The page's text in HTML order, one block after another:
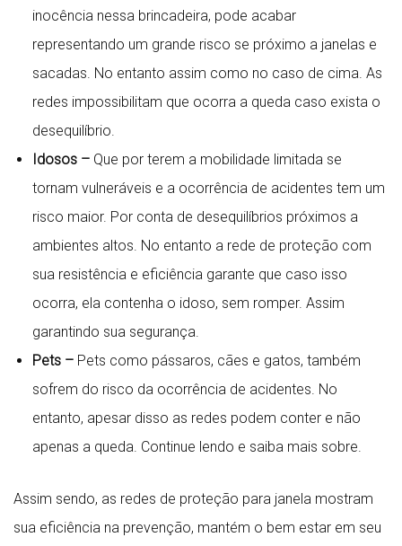
inocência nessa brincadeira, pode acabar
representando um grande risco se próximo a janelas e
sacadas. No entanto assim como no caso de cima. As
redes impossibilitam que ocorra a queda caso exista o
desequilíbrio.
Idosos – Que por terem a mobilidade limitada se
tornam vulneráveis e a ocorrência de acidentes tem um
risco maior. Por conta de desequilíbrios próximos a
ambientes altos. No entanto a rede de proteção com
sua resistência e eficiência garante que caso isso
ocorra, ela contenha o idoso, sem romper. Assim
garantindo sua segurança.
Pets – Pets como pássaros, cães e gatos, também
sofrem do risco da ocorrência de acidentes. No
entanto, apesar disso as redes podem conter e não
apenas a queda. Continue lendo e saiba mais sobre.
Assim sendo, as redes de proteção para janela mostram
sua eficiência na prevenção, mantém o bem estar em seu